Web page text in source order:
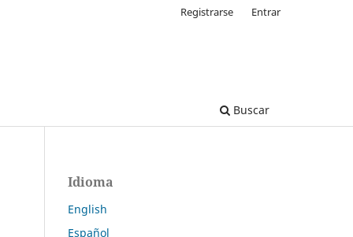
Buscar
Registrarse Entrar
Idioma
English
Español